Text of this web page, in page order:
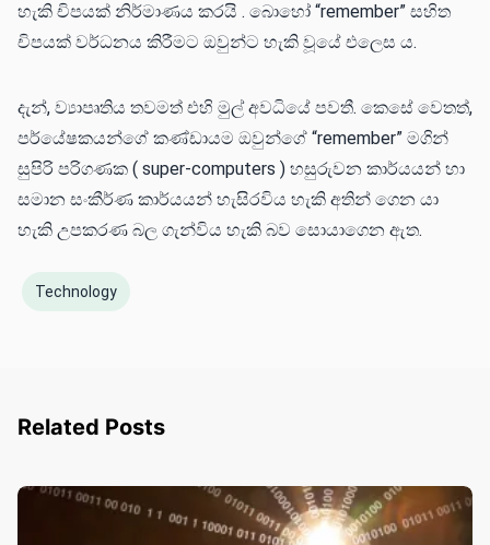
හැකි චිපයක් නිර්මාණය කරයි . බොහෝ “remember” සහිත
චිපයක් වර්ධනය කිරීමට ඔවුන්ට හැකි වූයේ එලෙස ය.
දැන්, ව්‍යාපෘතිය තවමත් එහි මුල් අවධියේ පවතී. කෙසේ වෙතත්,
පර්යේෂකයන්ගේ කණ්ඩායම ඔවුන්ගේ “remember” මගින්
සුපිරි පරිගණක ( super-computers ) හසුරුවන කාර්යයන් හා
සමාන සංකීර්ණ කාර්යයන් හැසිරවිය හැකි අතින් ගෙන යා
හැකි උපකරණ බල ගැන්විය හැකි බව සොයාගෙන ඇත.
Technology
Related Posts